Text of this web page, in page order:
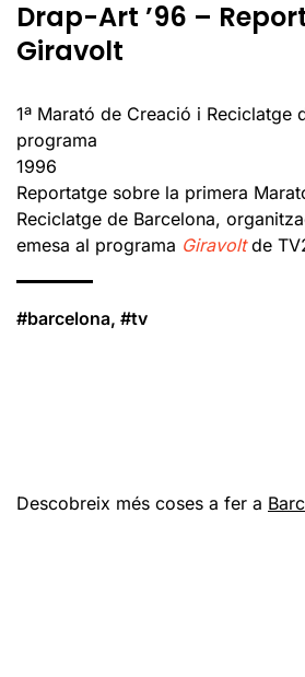
Drap-Art ’96 –
Giravolt
1ª Marató de Creació i Reciclatge
programa
1996
Reportatge sobre la primera
Reciclatge de Barcelona,
emesa al programa Giravoltde
#barcelona, #tv
Descobreix més coses a fer a